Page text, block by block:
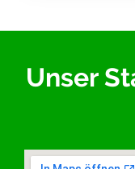
Unser